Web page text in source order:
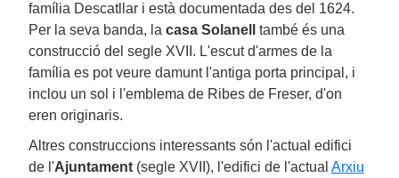
família Descatllar i està documentada des del 1624.
Per la seva banda, la casa Solanell
també és una
construcció del segle XVII. L'escut d'armes de la
família es pot veure damunt l'antiga porta principal, i
inclou un sol i l'emblema de Ribes de Freser, d'on
eren originaris.
Altres construccions interessants són l'actual edifici
de l'Ajuntament (segle XVII), l'edifici de l'actual Arxiu